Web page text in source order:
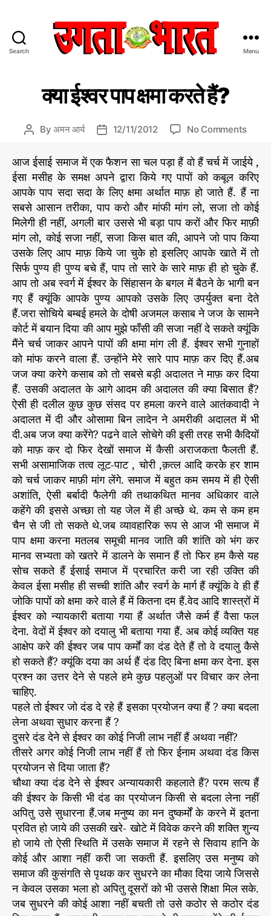
Search
ता
भा
त
दी
स
मा
चा
र
प
त्र
Menu
r
i
e
s
क्या ईश्वर पाप क्षमा करते हैं?
P
s
t
a
u
t
h
o
r
Byअमन आर्य
P
s
d
a
t
e
12/11/2012 No Commentso
क्या
ई
श्व
पा
प
क्ष
मा
क
ते
हैं
?
आज ईसाई समाज में एक फैशन सा चल पड़ा हैं वो हैं चर्च में जाईये ,
ईसा मसीह के समक्ष अपने द्वारा किये गए पापों को कबूल करिए
आपके पाप सदा सदा के लिए क्षमा अर्थात माफ़ हो जाते हैं. हैं ना
सबसे आसान तरीका, पाप करो और मांफी मांग लो, सजा तो कोई
मिलेगी ही नहीं, अगली बार उससे भी बड़ा पाप करों और फिर माफ़ी
मांग लो, कोई सजा नहीं, सजा किस बात की, आपने जो पाप किया
उसके लिए आप माफ़ किये जा चुके हो इसलिए आपके खाते में तो
सिर्फ पुण्य ही पुण्य बचे हैं, पाप तो सारे के सारे माफ़ ही हो चुके हैं.
आप तो अब स्वर्ग में ईश्वर के सिंहासन के बगल में बैठने के भागी बन
गए हैं क्यूंकि आपके पुण्य आपको उसके लिए उपर्युक्त बना देते
हैं.जरा सोचिये बम्बई हमले के दोषी अजमल कसाब ने जज के सामने
कोर्ट में बयान दिया की आप मुझे फाँसी की सजा नहीं दे सकते क्यूंकि
मैंने चर्च जाकर आपने पापों की क्षमा मांग ली हैं. ईश्वर सभी गुनाहों
को मांफ करने वाला हैं. उन्होंने मेरे सारे पाप माफ़ कर दिए हैं.अब
जज क्या करेगे कसाब को तो सबसे बड़ी अदालत ने माफ़ कर दिया
हैं. उसकी अदालत के आगे आदम की अदालत की क्या बिसात हैं?
ऐसी ही दलील कुछ कुछ संसद पर हमला करने वाले आतंकवादी ने
अदालत में दी और ओसामा बिन लादेन ने अमरीकी अदालत में भी
दी.अब जज क्या करेंगे? पढने वाले सोचेगे की इसी तरह सभी कैदियों
को माफ़ कर दो फिर देखों समाज में कैसी अराजकता फैलती हैं.
सभी असामाजिक तत्व लूट-पाट , चोरी ,क़त्ल आदि करके हर शाम
को चर्च जाकर माफ़ी मांग लेंगे. समाज में बहुत कम समय में ही ऐसी
अशांति, ऐसी बर्बादी फैलेगी की तथाकथित मानव अधिकार वाले
कहेंगे की इससे अच्छा तो यह जेल में ही अच्छे थे. कम से कम हम
चैन से जी तो सकते थे.जब व्यावहारिक रूप से आज भी समाज में
पाप क्षमा करना मतलब समूची मानव जाति की शांति को भंग कर
मानव सभ्यता को खतरे में डालने के समान हैं तो फिर हम कैसे यह
सोच सकते हैं ईसाई समाज में प्रचारित करी जा रही उक्ति की
केवल ईसा मसीह ही सच्ची शांति और स्वर्ग के मार्ग हैं क्यूंकि वे ही हैं
जोकि पापों को क्षमा करे वाले हैं में कितना दम हैं.वेद आदि शास्त्रों में
ईश्वर को न्यायकारी बताया गया हैं अर्थात जैसे कर्म हैं वैसा फल
देना. वेदों में ईश्वर को दयालु भी बताया गया हैं. अब कोई व्यक्ति यह
आक्षेप करे की ईश्वर जब पाप कर्मों का दंड देते हैं तो वे दयालु कैसे
हो सकते हैं? क्यूंकि दया का अर्थ हैं दंड दिए बिना क्षमा कर देना. इस
प्रश्न का उत्तर देने से पहले हमे कुछ पहलुओं पर विचार कर लेना
चाहिए.
पहले तो ईश्वर जो दंड दे रहे हैं इसका प्रयोजन क्या हैं ? क्या बदला
लेना अथवा सुधार करना हैं ?
दुसरे दंड देने से ईश्वर का कोई निजी लाभ नहीं हैं अथवा नहीं?
तीसरे अगर कोई निजी लाभ नहीं हैं तो फिर ईनाम अथवा दंड किस
प्रयोजन से दिया जाता हैं?
चौथा क्या दंड देने से ईश्वर अन्यायकारी कहलाते हैं? परम सत्य हैं
की ईश्वर के किसी भी दंड का प्रयोजन किसी से बदला लेना नहीं
अपितु उसे सुधारना हैं.जब मनुष्य का मन दुष्कर्मों के करने में इतना
प्रवित हो जाये की उसकी खरे- खोटे में विवेक करने की शक्ति शुन्य
हो जाये तो ऐसी स्थिति में उसके समाज में रहने से सिवाय हानि के
कोई और आशा नहीं करी जा सकती हैं. इसलिए उस मनुष्य को
समाज की कुसंगति से पृथक कर सुधरने का मौका दिया जाये जिससे
न केवल उसका भला हो अपितु दूसरों को भी उससे शिक्षा मिल सके.
जब सुधरने की कोई आशा नहीं बचती तो उसे कठोर से कठोर दंड